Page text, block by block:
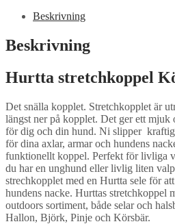
Beskrivning
Beskrivning
Hurtta stretchkoppel
Det snälla kopplet. Stretchkopplet är
längst ner på kopplet. Det ger ett mjuk
för dig och din hund. Ni slipper
för dina axlar, armar och hundens
funktionellt koppel. Perfekt för livliga
du har en unghund eller livlig liten
strechkopplet med en Hurtta sele för
hundens nacke. Hurttas stretchkoppel
outdoors sortiment, både selar och
Hallon, Björk, Pinje och Körsbär.